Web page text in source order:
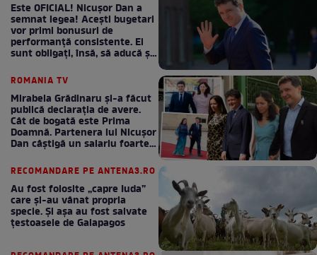
Este OFICIAL! Nicușor Dan a
semnat legea! Acești bugetari
vor primi bonusuri de
performanță consistente. Ei
sunt obligați, însă, să aducă și
ROMANIA TV
Mirabela Grădinaru și-a făcut
publică declarația de avere.
Cât de bogată este Prima
Doamnă. Partenera lui Nicușor
Dan câștigă un salariu foarte
RECOMANDARE PE ANTENA3.RO
Au fost folosite „capre Iuda”
care și-au vânat propria
specie. Și așa au fost salvate
țestoasele de Galapagos